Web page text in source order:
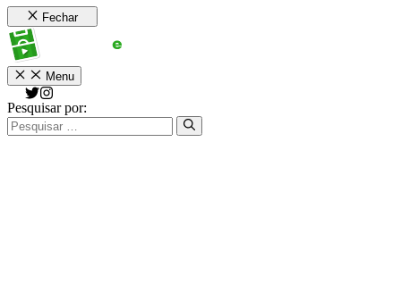
Fechar
Menu
Pesquisar por: